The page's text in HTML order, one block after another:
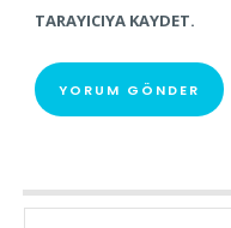
TARAYICIYA KAYDET.